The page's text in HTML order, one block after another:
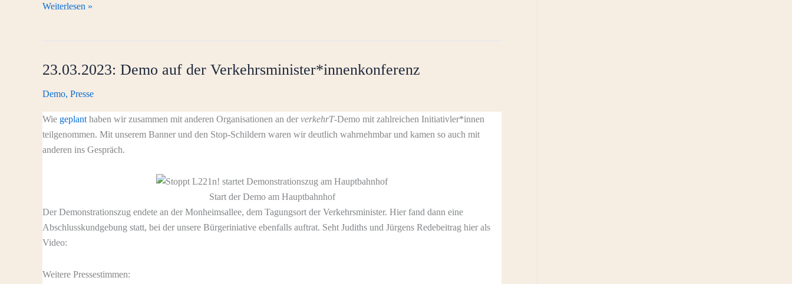
25.03.2023:
Weiterlesen »
23.03.2023: Demo auf der Verkehrsminister*innenkonferenz
Demo, Presse
Wie geplant haben wir zusammen mit anderen Organisationen an der verkehrT-Demo mit zahlreichen Initiativler*innen
teilgenommen. Mit unserem Banner und den Stop-Schildern waren wir deutlich wahrnehmbar und kamen so auch mit
anderen ins Gespräch.
Start der Demo am Hauptbahnhof
Der Demonstrationszug endete an der Monheimsallee, dem Tagungsort der Verkehrsminister. Hier fand dann eine
Abschlusskundgebung statt, bei der unsere Bürgeriniative ebenfalls auftrat. Seht Judiths und Jürgens Redebeitrag hier als
Video:
Weitere Pressestimmen: